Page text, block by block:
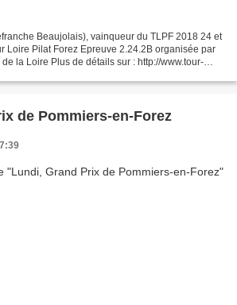
Beaujolais), vainqueur du TLPF 2018 24 et
Loire Pilat Forez Epreuve 2.24.2B organisée par
la Loire Plus de détails sur : http://www.tour-
de Pommiers-en-Forez